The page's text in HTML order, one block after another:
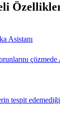
Asistanı
çözmede
tespit